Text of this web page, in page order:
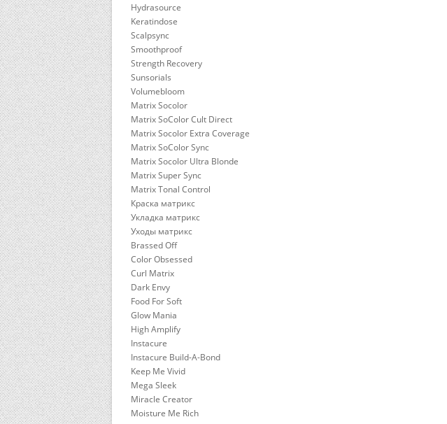
Hydrasource
Keratindose
Scalpsync
Smoothproof
Strength Recovery
Sunsorials
Volumebloom
Matrix Socolor
Matrix SoColor Cult Direct
Matrix Socolor Extra Coverage
Matrix SoColor Sync
Matrix Socolor Ultra Blonde
Matrix Super Sync
Matrix Tonal Control
Краска матрикс
Укладка матрикс
Уходы матрикс
Brassed Off
Color Obsessed
Curl Matrix
Dark Envy
Food For Soft
Glow Mania
High Amplify
Instacure
Instacure Build-A-Bond
Keep Me Vivid
Mega Sleek
Miracle Creator
Moisture Me Rich